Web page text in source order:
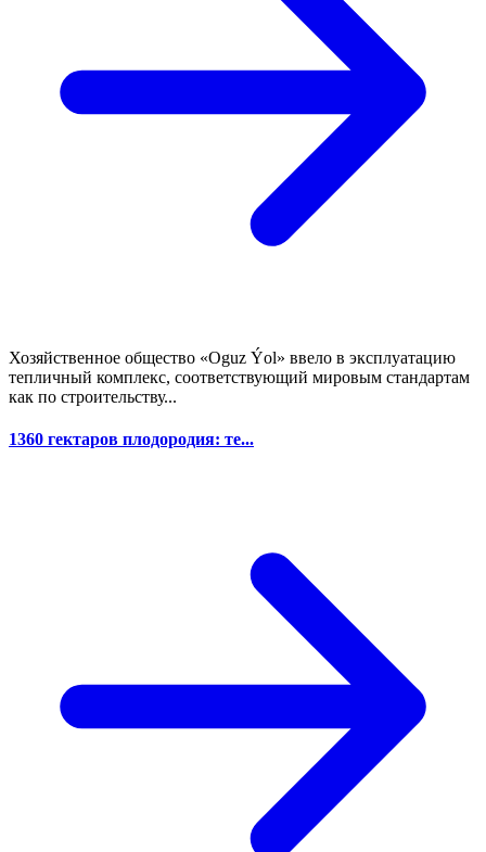
Хозяйственное общество «Oguz Ýol» ввело в эксплуатацию
тепличный комплекс, соответствующий мировым стандартам
как по строительству...
1360 гектаров плодородия: те...